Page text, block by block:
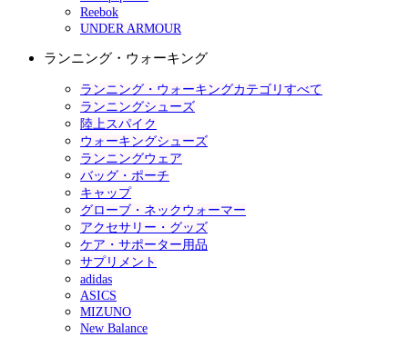
Reebok
UNDER ARMOUR
ランニング・ウォーキング
ランニング・ウォーキングカテゴリすべて
ランニングシューズ
陸上スパイク
ウォーキングシューズ
ランニングウェア
バッグ・ポーチ
キャップ
グローブ・ネックウォーマー
アクセサリー・グッズ
ケア・サポーター用品
サプリメント
adidas
ASICS
MIZUNO
New Balance